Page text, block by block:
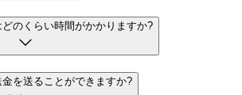
のくらい時間がかかりますか?
を送ることができますか?